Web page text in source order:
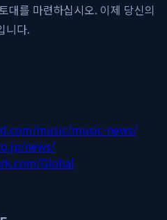
대를 마련하십시오. 이제 당신의
니다.
music/music-news/
news/
Global